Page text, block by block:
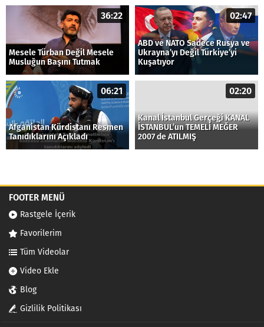
36:22
Mesele Türban Değil Mesele
Musluğun Başını Tutmak
02:47
ABD ve NATO Sadece Rusya ve
Ukrayna’yı Değil Türkiye’yi
Kuşatıyor
06:21
Afganistan Kürdistanı Resmen
Tanıdıklarını Açıkladı
02:20
Kanal İstanbul Gerçeği KANAL
İSTANBUL’un TEMELİ MEĞER
2007 de ATILMIŞ
FOOTER MENÜ
Rastgele İçerik
Favorilerim
Tüm Videolar
Video Ekle
Blog
Gizlilik Politikası